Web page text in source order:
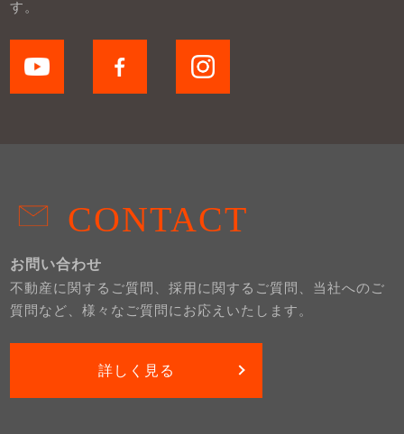
す。
CONTACT
お問い合わせ
不動産に関するご質問、採用に関するご質問、当社へのご
質問など、様々なご質問にお応えいたします。
詳しく見る